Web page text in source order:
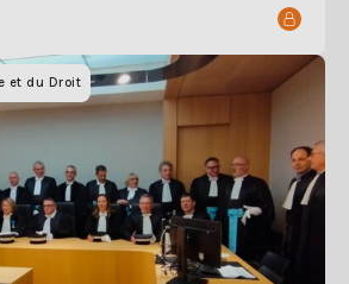
et du Droit